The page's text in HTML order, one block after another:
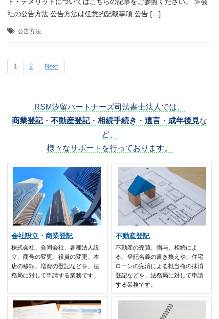
社の公告方法 公告方法は任意的記載事項 公告 […]
公告方法
1 2 Next
RSM汐留パートナーズ司法書士法人では、
商業登記・ 不動産登記・ 相続手続き ・ 遺言 ・ 成年後見な
ど、
様々なサポートを行っております。
会社設立・商業登記
株式会社、合同会社、各種法人設
立、商号の変更、役員の変更、本
店の移転、増資の登記などを、法
務局に対して申請する業務です。
不動産登記
不動産の売買、贈与、相続によ
る、登記名義の書き換えや、住宅
ローンの完済による抵当権の抹消
登記などを、法務局に対して申請
する業務です。